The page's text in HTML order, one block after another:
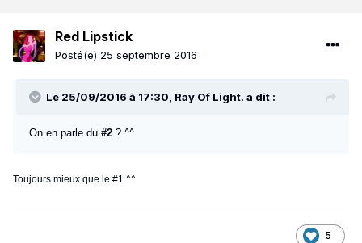
Red Lipstick
Posté(e) 25 septembre 2016
Le 25/09/2016 à 17:30, Ray Of Light. a dit :
On en parle du #2 ? ^^
Toujours mieux que le #1 ^^
5